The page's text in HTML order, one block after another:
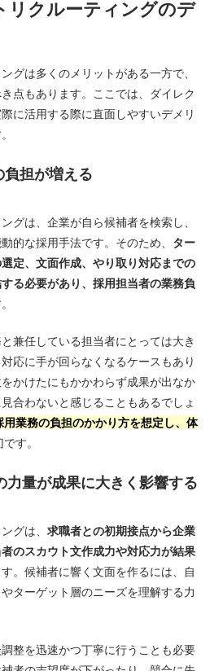
リクルーティングのデ
グは多くのメリットがある一方で、
点もあります。ここでは、ダイレク
に活用する際に直面しやすいデメリ
担が増える
グは、企業が自ら候補者を検索し、
的な採用手法です。そのため、 ター
定、文面作成、やり取り対応までの
る必要があり、採用担当者の業務負
兼任している担当者にとっては大き
応に手が回らなくなるケースもあり
かけたにもかかわらず成果が出なか
合わないと感じることもあるでしょ
業務の負担のかかり方を想定し、体
す。
量が成果に大きく影響する
グは、求職者との初期接点から企業
のスカウト文作成力や対応力が結果
。候補者に響く文面を作るには、自
ターゲット層のニーズを理解する力
整を迅速かつ丁寧に行うことも必要